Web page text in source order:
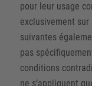
pour leur usage
exclusivement
suivantes
pas
conditions
ne s‘appliquent